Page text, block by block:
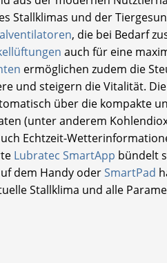
Stallklimas und der
, die bei Bedarf
auch für eine
ermöglichen zudem die
und steigern die Vitalität.
über die kompakte
(unter anderem
Echtzeit-
Lubratec SmartApp bündelt
dem Handy oderSmartPad
Stallklima und alle